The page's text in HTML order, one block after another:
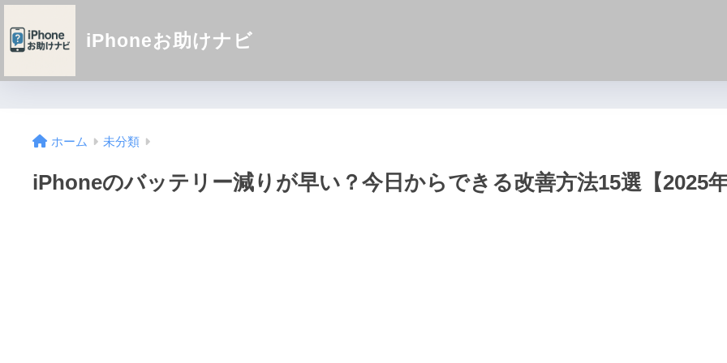
iPhoneお助けナビ
ホーム 未分類
iPhoneのバッテリー減りが早い？今日からできる改善方法15選【2025